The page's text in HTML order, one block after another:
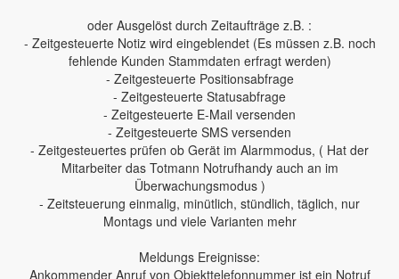
oder Ausgelöst durch Zeitaufträge z.B. :
- Zeitgesteuerte Notiz wird eingeblendet (Es müssen z.B. noch
fehlende Kunden Stammdaten erfragt werden)
- Zeitgesteuerte Positionsabfrage
- Zeitgesteuerte Statusabfrage
- Zeitgesteuerte E-Mail versenden
- Zeitgesteuerte SMS versenden
- Zeitgesteuertes prüfen ob Gerät im Alarmmodus, ( Hat der
Mitarbeiter das Totmann Notrufhandy auch an im
Überwachungsmodus )
- Zeitsteuerung einmalig, minütlich, stündlich, täglich, nur
Montags und viele Varianten mehr
Meldungs Ereignisse:
Ankommender Anruf von Objekttelefonnummer ist ein Notruf